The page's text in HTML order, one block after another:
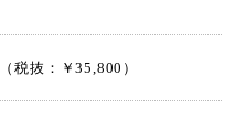
（税抜：￥35,800）